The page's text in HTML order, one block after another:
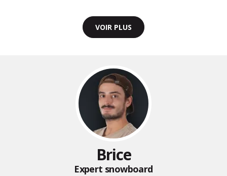
VOIR PLUS
Brice
Expert snowboard